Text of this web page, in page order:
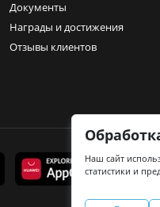
Документы
Награды и достижения
Отзывы клиентов
Наш сайт
статистики и